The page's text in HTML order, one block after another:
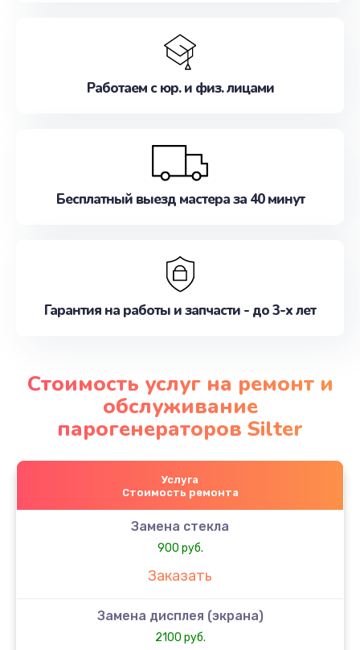
Работаем с юр. и физ. лицами
Бесплатный выезд мастера за 40 минут
Гарантия на работы и запчасти - до 3-х лет
Стоимость услуг на ремонт и
обслуживание
парогенераторов Silter
Услуга
Стоимость ремонта
Замена стекла
900 руб.
Заказать
Замена дисплея (экрана)
2100 руб.